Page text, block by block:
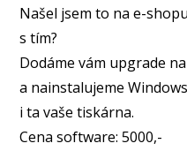
Našel jsem to na e-
s tím?
Dodáme vám upgrade
a nainstalujeme
i ta vaše tiskárna.
Cena software: 5000,-